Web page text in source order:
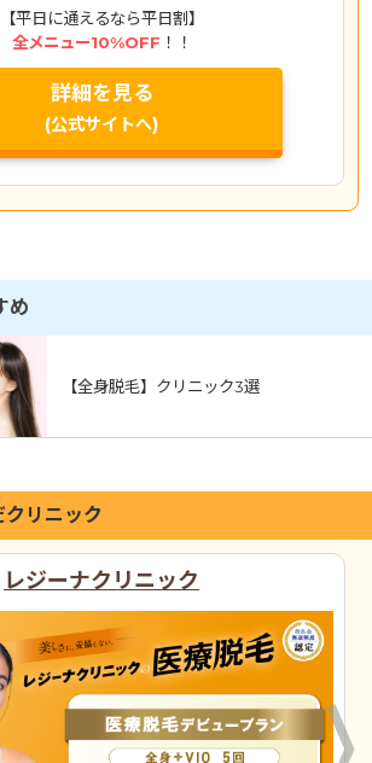
【平日に通えるなら平日割】
全メニュー10%OFF ！！
詳細を見る
(公式サイトへ)
め
【全身脱毛】クリニック3選
クリニック
レジーナクリニック